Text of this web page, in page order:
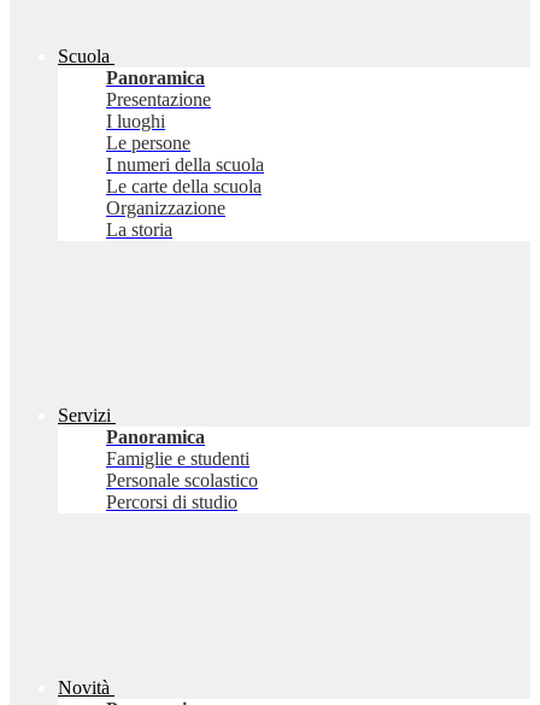
Scuola
Panoramica
Presentazione
I luoghi
Le persone
I numeri della scuola
Le carte della scuola
Organizzazione
La storia
Servizi
Panoramica
Famiglie e studenti
Personale scolastico
Percorsi di studio
Novità